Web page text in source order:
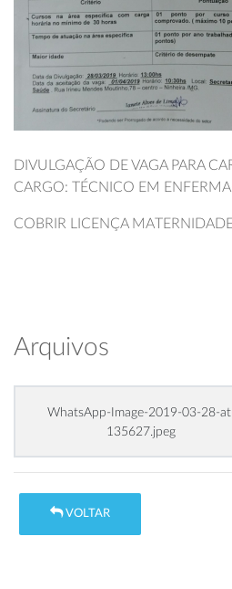
DIVULGAÇÃO DE VAGA PARA
CARGO: TÉCNICO EM
COBRIR LICENÇA
Arquivos
WhatsApp-Image-2019-03-28-
135627.jpeg
VOLTAR